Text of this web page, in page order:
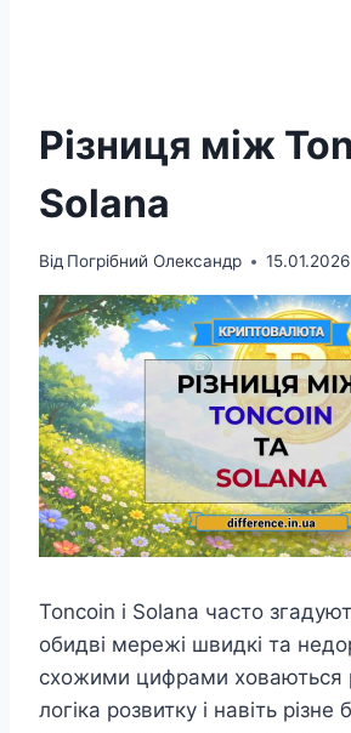
Різниця між
Solana
Від Погрібний Олександр 15.01.2026
Toncoin і Solana часто
обидві мережі швидкі та
схожими цифрами ховаються
логіка розвитку і навіть різне